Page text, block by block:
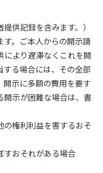
供記録を含みます。）
す。ご本人からの開示請
により遅滞なくこれを開
する場合には、その全部
開示に多額の費用を要す
開示が困難な場合は、書
権利利益を害するおそ
すおそれがある場合